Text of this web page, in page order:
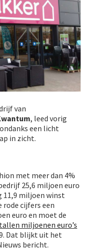
van
, leed vorig
een licht
in zicht.
met meer dan 4%
25,6 miljoen euro
11,9 miljoen winst
rode cijfers een
euro en moet de
miljoenen euro’s
Dat blijkt uit het
bericht.